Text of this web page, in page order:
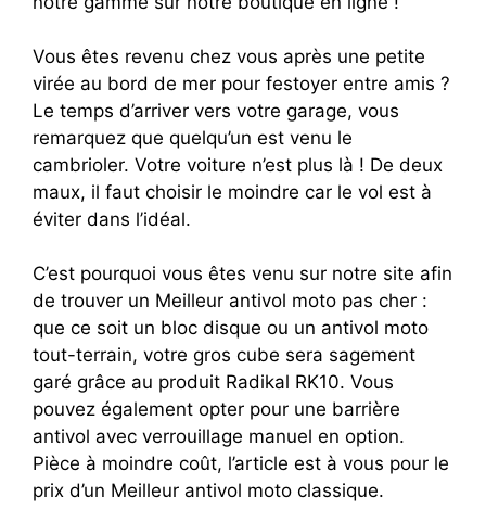
Vous êtes revenu chez vous après une petite
virée au bord de mer pour festoyer entre amis ?
Le temps d’arriver vers votre garage, vous
remarquez que quelqu’un est venu le
cambrioler. Votre voiture n’est plus là ! De deux
maux, il faut choisir le moindre car le vol est à
éviter dans l’idéal.
C’est pourquoi vous êtes venu sur notre site afin
de trouver un Meilleur antivol moto pas cher :
que ce soit un bloc disque ou un antivol moto
tout-terrain, votre gros cube sera sagement
garé grâce au produit Radikal RK10. Vous
pouvez également opter pour une barrière
antivol avec verrouillage manuel en option.
Pièce à moindre coût, l’article est à vous pour le
prix d’un Meilleur antivol moto classique.